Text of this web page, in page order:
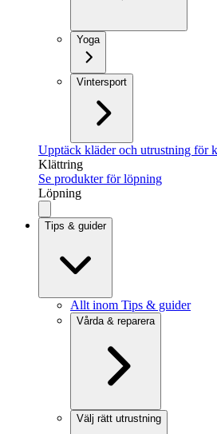
Yoga
Vintersport
Upptäck kläder och utrustning för
Klättring
Se produkter för löpning
Löpning
Tips & guider
Allt inom Tips & guider
Vårda & reparera
Välj rätt utrustning